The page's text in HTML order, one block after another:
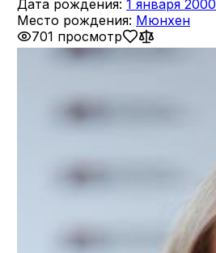
Дата рождения: 1 января 2000
Место рождения: Мюнхен
701 просмотр